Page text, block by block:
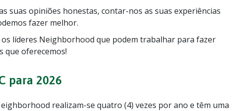
suas opiniões honestas, contar-nos as suas experiências
fazer melhor.
líderes Neighborhood que podem trabalhar para fazer
que oferecemos!
para 2026
realizam-se quatro (4) vezes por ano e têm uma